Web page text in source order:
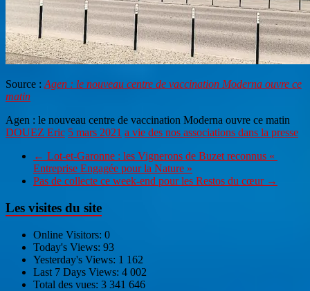
Source : Agen : le nouveau centre de vaccination Moderna ouvre ce
matin
Agen : le nouveau centre de vaccination Moderna ouvre ce matin
DOUEZ Eric 5 mars 2021 a vie des nos associations dans la presse
← Lot-et-Garonne : les Vignerons de Buzet reconnus «
Entreprise Engagée pour la Nature »
Pas de collecte ce week-end pour les Restos du cœur →
Les visites du site
Online Visitors: 0
Today's Views: 93
Yesterday's Views: 1 162
Last 7 Days Views: 4 002
Total des vues: 3 341 646